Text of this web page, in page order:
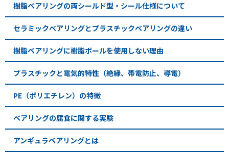
樹脂ベアリングの両シールド型・シール仕様について
セラミックベアリングとプラスチックベアリングの違い
樹脂ベアリングに樹脂ボールを使用しない理由
プラスチックと電気的特性（絶縁、帯電防止、導電）
PE（ポリエチレン）の特徴
ベアリングの腐食に関する実験
アンギュラベアリングとは